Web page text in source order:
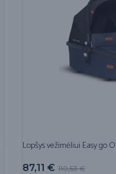
Lopšys vežimėliui Easy go
110,53€
87,11 €